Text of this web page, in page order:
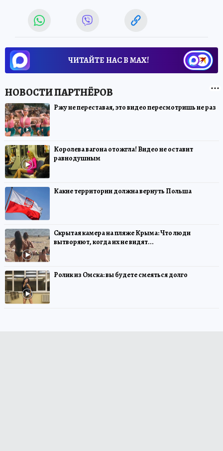
ЧИТАЙТЕ НАС В МАХ!
Ржу не переставая, это видео пересмотришь не раз
Королева вагона отожгла! Видео не оставит
равнодушным
Какие территории должна вернуть Польша
Скрытая камера на пляже Крыма: Что люди
вытворяют, когда их не видят...
Ролик из Омска: вы будете смеяться долго